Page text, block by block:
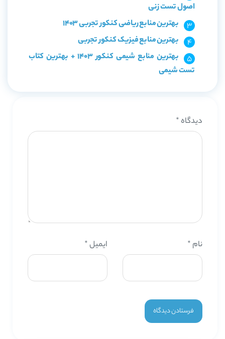
اصول تست زنی
بهترین منابع ریاضی کنکور تجربی 1403
بهترین منابع فیزیک کنکور تجربی
بهترین منابع شیمی کنکور 1403 + بهترین کتاب
تست شیمی
دیدگاه *
نام * ایمیل*